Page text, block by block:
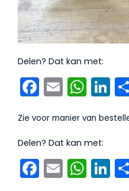
Delen? Dat kan met:
Facebook
Email
Zie voor manier van
Delen? Dat kan met:
Facebook
Email